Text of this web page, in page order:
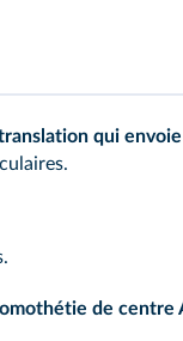
qui
de